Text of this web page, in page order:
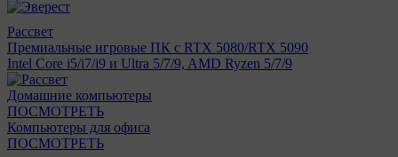
Рассвет
Премиальные игровые ПК с RTX 5080/RTX 5090
Intel Core i5/i7/i9 и Ultra 5/7/9, AMD Ryzen 5/7/9
Домашние компьютеры
ПОСМОТРЕТЬ
Компьютеры для офиса
ПОСМОТРЕТЬ